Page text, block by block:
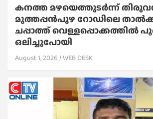
കനത്ത മഴയെത്തുടർന്ന്
മുത്തപ്പൻപുഴ റോഡിലെ
ചപ്പാത്ത് വെള്ളപ്പൊക്കത്തിൽ
ഒലിച്ചുപോയി
August 1, 2026 WEB DESK